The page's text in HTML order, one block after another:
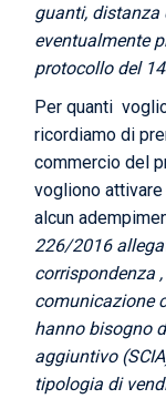
guanti, distanza
eventualmente
protocollo del
Per quanti
ricordiamo di
commercio del
vogliono
alcun
226/2016
corrispondenza
comunicazione
hanno bisogno
aggiuntivo
tipologia di